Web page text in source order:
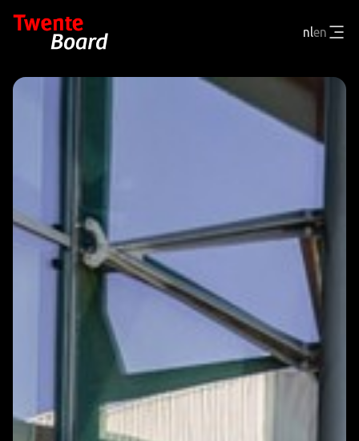
nlen
WIE ZIJN WE
NIEUWS EN RESULTATEN
CONTACT